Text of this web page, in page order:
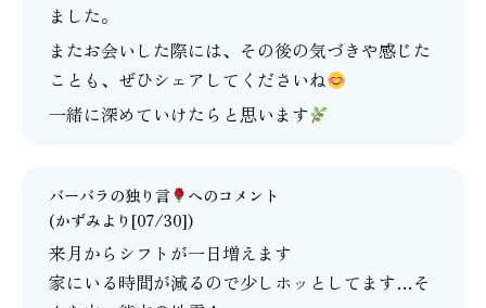
ました。
またお会いした際には、その後の気づきや感じた
ことも、ぜひシェアしてくださいね
一緒に深めていけたらと思います
バーバラの独り言
へのコメント
(かずみより[07/30])
来月からシフトが一日増えます
家にいる時間が減るので少しホッとしてます…そ